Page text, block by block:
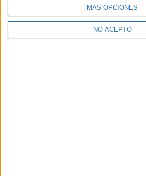
MÁS OPCIONES
NO ACEPTO